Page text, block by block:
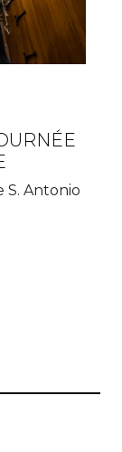
S. Antonio